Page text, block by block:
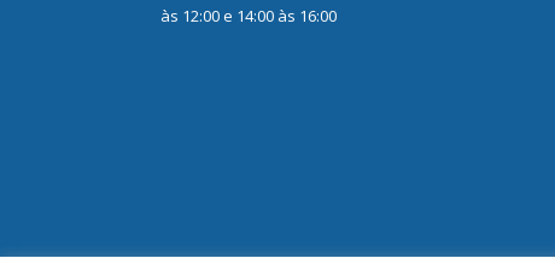
às 12:00 e 14:00 às 16:00